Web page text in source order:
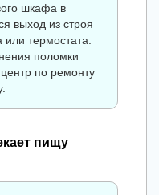
шкафа в
выход из строя
термостата.
поломки
по ремонту
пищу